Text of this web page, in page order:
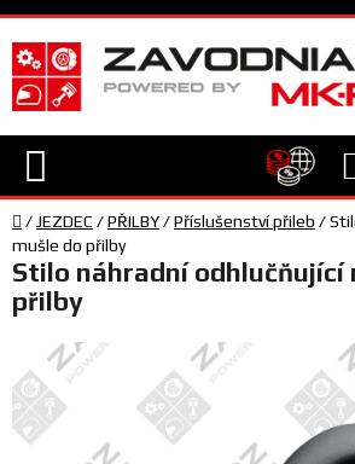
Přejít
na
obsah
TECHNIKA
VYBAVENÍ
JEZDEC
TÝM
Domů
/ JEZDEC /PŘILBY/Příslušenství přileb /
mušle do přilby
Stilo náhradní odhlučňující
přilby